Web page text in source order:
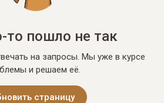
то пошло не так
на запросы. Мы уже в курсе
и решаем её.
страницу